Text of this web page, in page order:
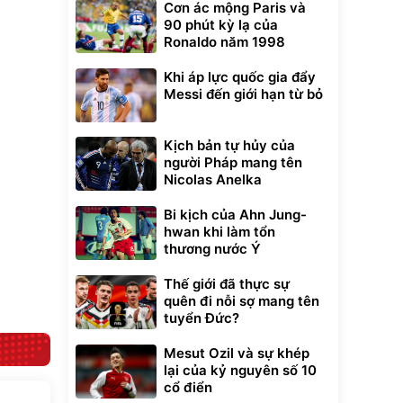
Bụi Lau
-
Unmute
Vali Bamozo
Khung Nhôm
9066 Size
20/24/28 Cao Cấp
825.000đ
Flash Sale
Lót ghế ôtô, nâng
lưng chống nóng
giúp thoải mái
trong di chuyển
295.000
Đã bán nhiều
Cơn ác mộng Paris và
90 phút kỳ lạ của
Ronaldo năm 1998
Khi áp lực quốc gia đẩy
Messi đến giới hạn từ bỏ
Kịch bản tự hủy của
người Pháp mang tên
Nicolas Anelka
Bi kịch của Ahn Jung-
hwan khi làm tổn
thương nước Ý
Thế giới đã thực sự
quên đi nỗi sợ mang tên
tuyển Đức?
Mesut Ozil và sự khép
lại của kỷ nguyên số 10
cổ điển